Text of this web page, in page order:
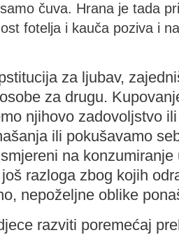
čuva. Hrana je tada
fotelja i kauča poziva i
za ljubav,
za drugu.
njihovo zadovoljstvo
ili pokušavamo
na konzumiranje
razloga zbog kojih
nepoželjne oblike
razviti poremećaj